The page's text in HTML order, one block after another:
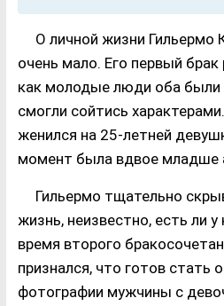
О личной жизни Гильермо
очень мало. Его первый
как молодые люди оба были
смогли сойтись
женился на 25-летней
момент была вдвое младше
Гильермо тщательно
жизнь, неизвестно, есть ли у
время второго
признался, что готов стать
фотографии мужчины с